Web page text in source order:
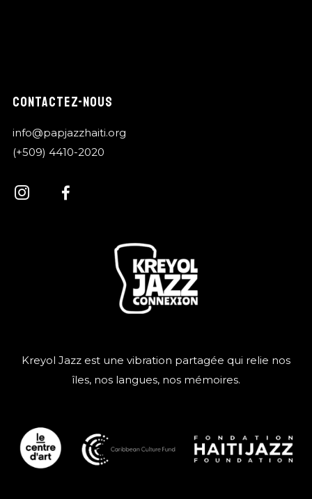
CONTACTEZ-NOUS
info@papjazzhaiti.org
(+509) 4410-2020
Kreyol Jazz est une vibration partagée qui relie nos
îles, nos langues, nos mémoires.